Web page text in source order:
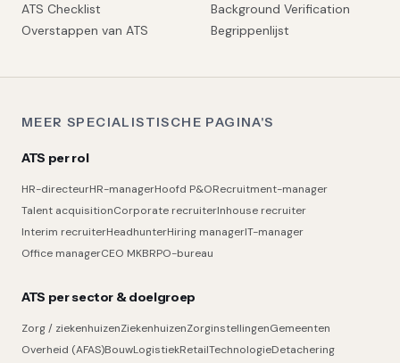
ATS Checklist
Overstappen van ATS
Background Verification
Begrippenlijst
MEER SPECIALISTISCHE PAGINA'S
ATS per rol
HR-directeurHR-managerHoofd P&ORecruitment-manager
Talent acquisitionCorporate recruiterInhouse recruiter
Interim recruiterHeadhunterHiring managerIT-manager
Office managerCEO MKBRPO-bureau
ATS per sector & doelgroep
Zorg / ziekenhuizenZiekenhuizenZorginstellingenGemeenten
Overheid (AFAS)BouwLogistiekRetailTechnologieDetachering